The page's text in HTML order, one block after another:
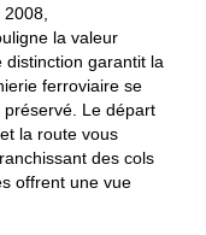
la valeur
garantit la
ferroviaire se
Le départ
la route vous
des cols
offrent une vue